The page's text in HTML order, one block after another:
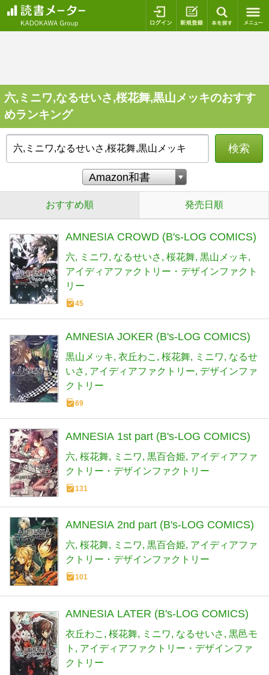
ログイン 新規登録
六,ミニワ,なるせいさ,桜花舞,黒山メッキのおすす
めランキング
検索
おすすめ順 発売日順
AMNESIA CROWD (B's-LOG COMICS)
六 ミニワ なるせいさ 桜花舞 黒山メッキ
アイディアファクトリー・デザインファクト
リー
45
AMNESIA JOKER (B's-LOG COMICS)
黒山メッキ 衣丘わこ 桜花舞 ミニワ
なるせ
いさ
アイディアファクトリー デザインファ
クトリー
69
AMNESIA 1st part (B's-LOG COMICS)
六 桜花舞 ミニワ 黒百合姫 アイディアファ
クトリー・デザインファクトリー
131
AMNESIA 2nd part (B's-LOG COMICS)
六 桜花舞 ミニワ 黒百合姫 アイディアファ
クトリー・デザインファクトリー
101
AMNESIA LATER (B's-LOG COMICS)
衣丘わこ 桜花舞 ミニワ なるせいさ
黒邑モ
ト
アイディアファクトリー・デザインファ
クトリー